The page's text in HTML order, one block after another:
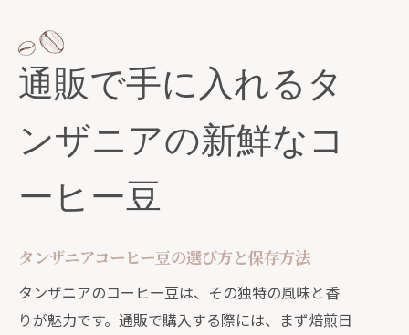
通販で見つけるタンザニアの風味豊かなコ
タンザニアのコーヒー豆の種類と特徴
通販で味わうタンザニアのスペシャル
ティコーヒー
ーヒー
通販で購入するタンザニアのコーヒー
ギフト
通販で手に入れるタ
ンザニアの新鮮なコ
ーヒー豆
タンザニアコーヒー豆の選び方と保存方法
タンザニアのコーヒー豆は、その独特の風味と香
りが魅力です。通販で購入する際には、まず焙煎日